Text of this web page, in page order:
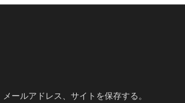
ールアドレス、サイトを保存する。